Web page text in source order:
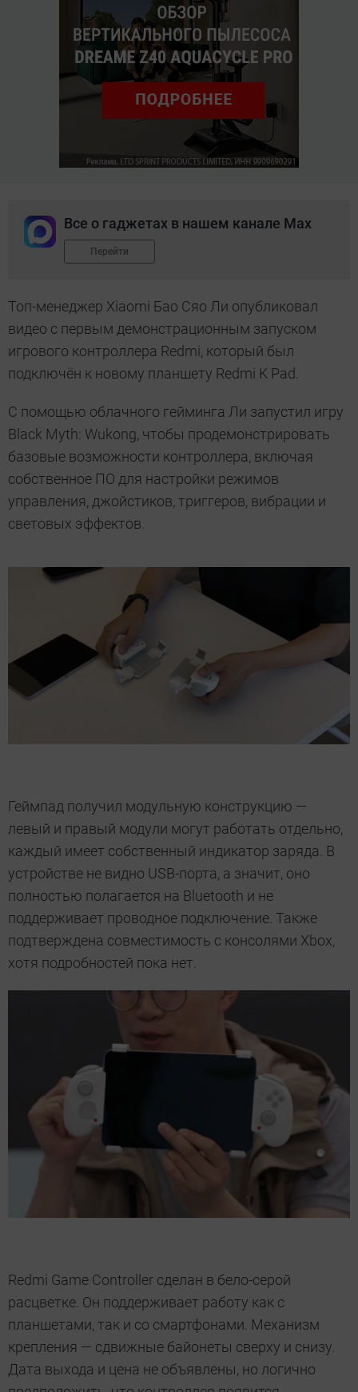
Все о гаджетах в нашем канале Max
Перейти
Топ-менеджер Xiaomi Бао Сяо Ли опубликовал
видео с первым демонстрационным запуском
игрового контроллера Redmi, который был
подключён к новому планшету Redmi K Pad.
С помощью облачного гейминга Ли запустил игру
Black Myth: Wukong, чтобы продемонстрировать
базовые возможности контроллера, включая
собственное ПО для настройки режимов
управления, джойстиков, триггеров, вибрации и
световых эффектов.
Геймпад получил модульную конструкцию —
левый и правый модули могут работать отдельно,
каждый имеет собственный индикатор заряда. В
устройстве не видно USB-порта, а значит, оно
полностью полагается на Bluetooth и не
поддерживает проводное подключение. Также
подтверждена совместимость с консолями Xbox,
хотя подробностей пока нет.
Redmi Game Controller сделан в бело-серой
расцветке. Он поддерживает работу как с
планшетами, так и со смартфонами. Механизм
крепления — сдвижные байонеты сверху и снизу.
Дата выхода и цена не объявлены, но логично